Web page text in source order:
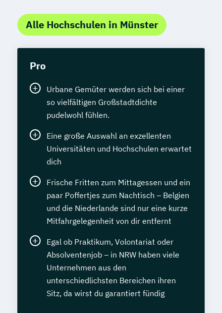
Alle Hochschulen in Münster
Pro
Urbane Gemüter werden sich bei einer
so vielfältigen Großstadtdichte
pudelwohl fühlen.
Eine große Auswahl an exzellenten
Universitäten und Hochschulen erwartet
dich
Frische Fritten zum Mittagessen und ein
paar Poffertjes zum Nachtisch – Belgien
und die Niederlande sind nur eine kurze
Mitfahrgelegenheit von dir entfernt
Egal ob Praktikum, Volontariat oder
Absolventenjob – in NRW haben viele
Unternehmen aus den
unterschiedlichsten Bereichen ihren
Sitz, da wirst du garantiert fündig